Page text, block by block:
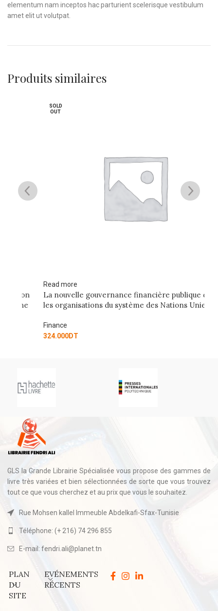
elementum nam inceptos hac parturient scelerisque vestibulum
amet elit ut volutpat.
Produits similaires
Read more
La nouvelle gouvernance financière publique dans
les organisations du système des Nations Unies
Finance
324.000DT
GLS la Grande Librairie Spécialisée vous propose des gammes de
livre très variées et bien sélectionnées de sorte que vous trouvez
tout ce que vous cherchez et au prix que vous le souhaitez.
Rue Mohsen kallel Immeuble Abdelkafi-Sfax-Tunisie
Téléphone: (+ 216) 74 296 855
E-mail: fendri.ali@planet.tn
PLAN
DU
SITE
EVÉNEMENTS
RÉCENTS